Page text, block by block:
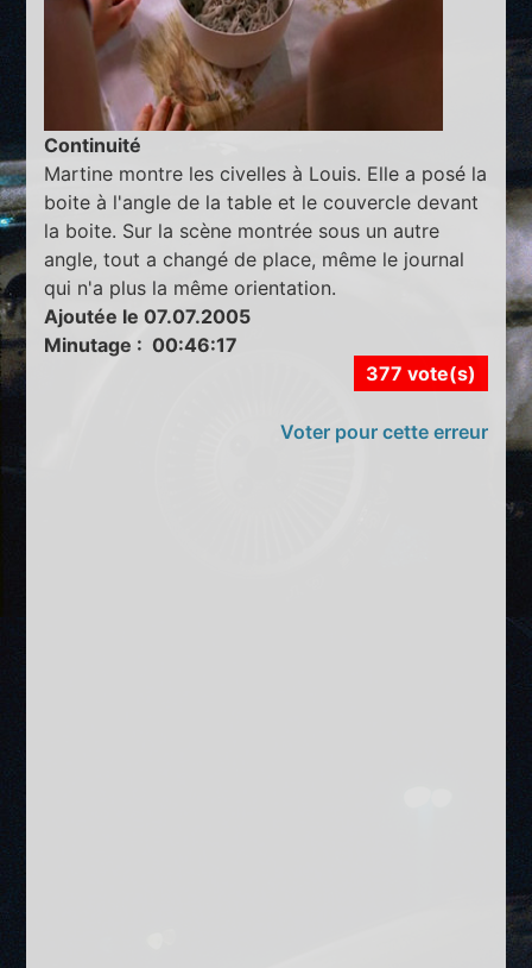
Continuité
Martine montre les civelles à Louis. Elle a posé la
boite à l'angle de la table et le couvercle devant
la boite. Sur la scène montrée sous un autre
angle, tout a changé de place, même le journal
qui n'a plus la même orientation.
Ajoutée le 07.07.2005
Minutage : 00:46:17
377 vote(s)
Voter pour cette erreur